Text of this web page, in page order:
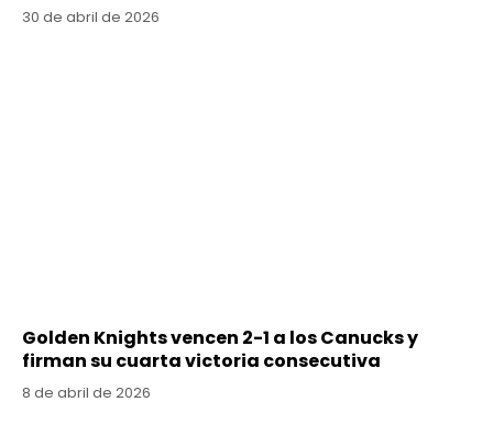
30 de abril de 2026
Golden Knights vencen 2-1 a los Canucks y
firman su cuarta victoria consecutiva
8 de abril de 2026